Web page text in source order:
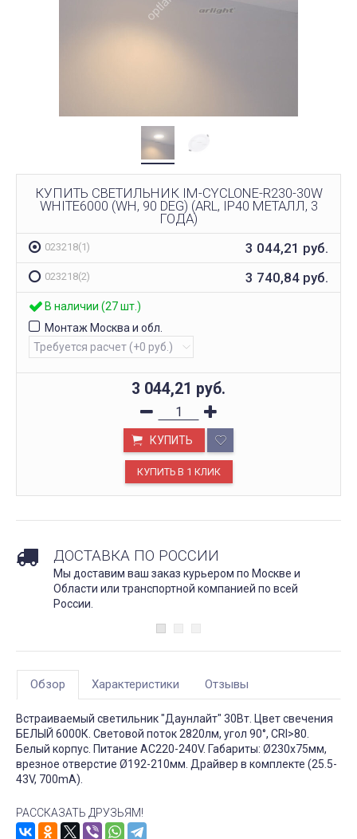
КУПИТЬ СВЕТИЛЬНИК IM-CYCLONE-R230-30W
WHITE6000 (WH, 90 DEG) (ARL, IP40 МЕТАЛЛ, 3
ГОДА)
023218(1) 3 044,21 руб.
023218(2) 3 740,84 руб.
В наличии (27 шт.)
Монтаж Москва и обл.
3 044,21 руб.
КУПИТЬ
ДОСТАВКА ПО РОССИИ
Мы доставим ваш заказ курьером по Москве и
Области или транспортной компанией по всей
России.
Обзор Характеристики Отзывы
Встраиваемый светильник "Даунлайт" 30Вт. Цвет свечения
БЕЛЫЙ 6000К. Световой поток 2820лм, угол 90°, CRI>80.
Белый корпус. Питание AC220-240V. Габариты: Ø230х75мм,
врезное отверстие Ø192-210мм. Драйвер в комплекте (25.5-
43V, 700mA).
РАССКАЗАТЬ ДРУЗЬЯМ!